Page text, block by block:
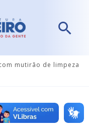
mutirão de limpeza